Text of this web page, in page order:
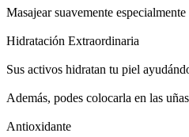
Masajear suavemente especialmente
Hidratación Extraordinaria
Sus activos hidratan tu piel
Además, podes colocarla en las
Antioxidante